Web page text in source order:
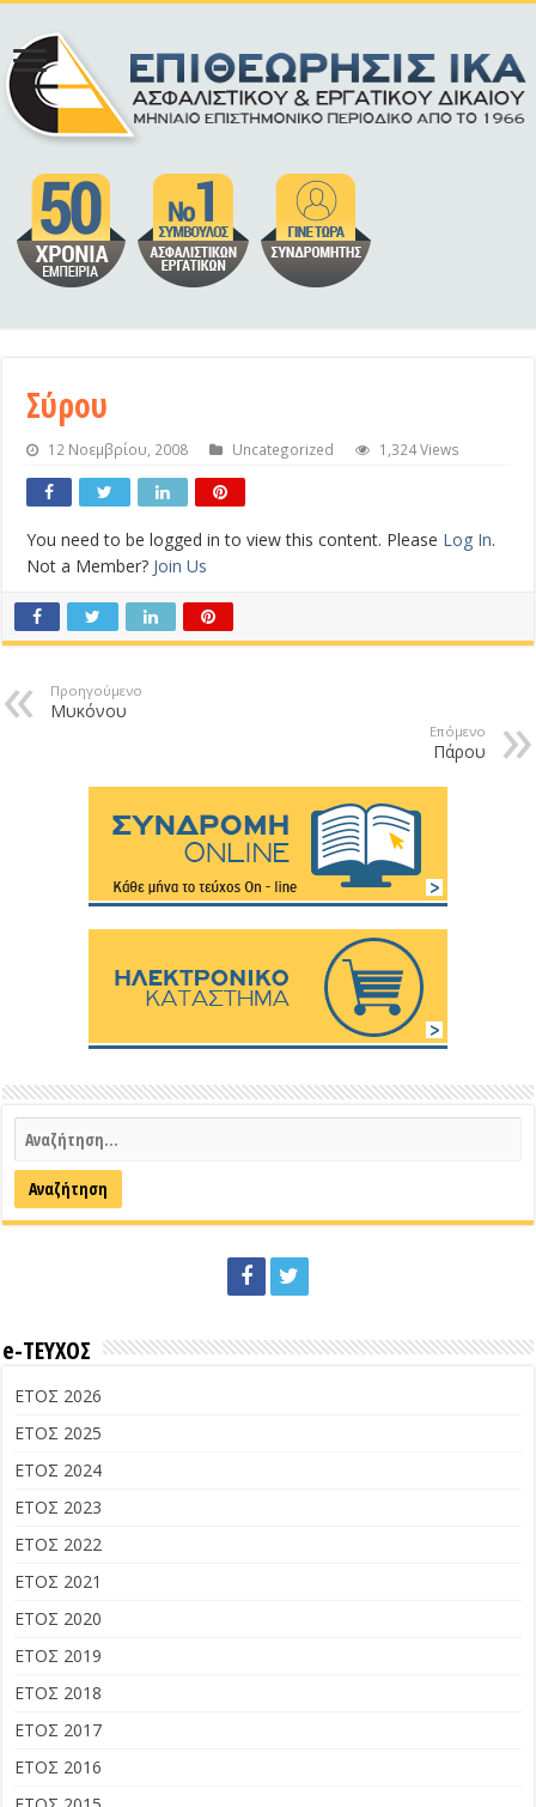
Σύρου
12 Νοεμβρίου, 2008 Uncategorized 1,324 Views
You need to be logged in to view this content. Please Log In.
Not a Member? Join Us
Προηγούμενο
Μυκόνου
Επόμενο
Πάρου
e-ΤΕΥΧΟΣ
ΕΤΟΣ 2026
ΕΤΟΣ 2025
ΕΤΟΣ 2024
ΕΤΟΣ 2023
ΕΤΟΣ 2022
ΕΤΟΣ 2021
ΕΤΟΣ 2020
ΕΤΟΣ 2019
ΕΤΟΣ 2018
ΕΤΟΣ 2017
ΕΤΟΣ 2016